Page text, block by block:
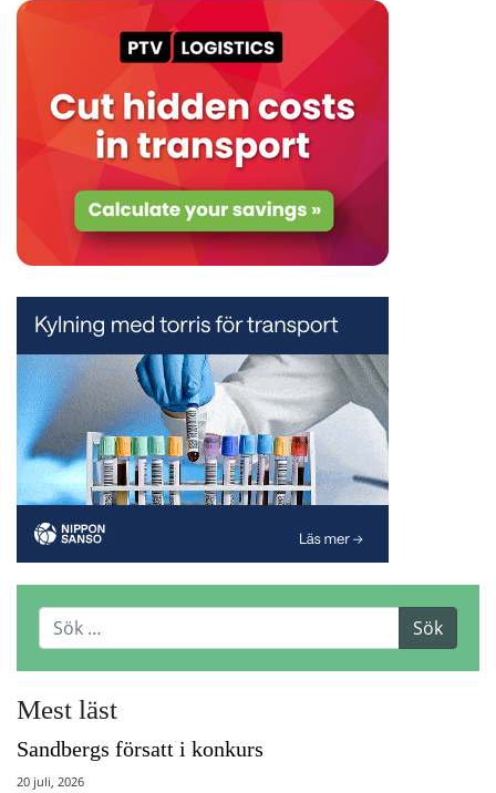
Mest läst
Sandbergs försatt i konkurs
20 juli, 2026